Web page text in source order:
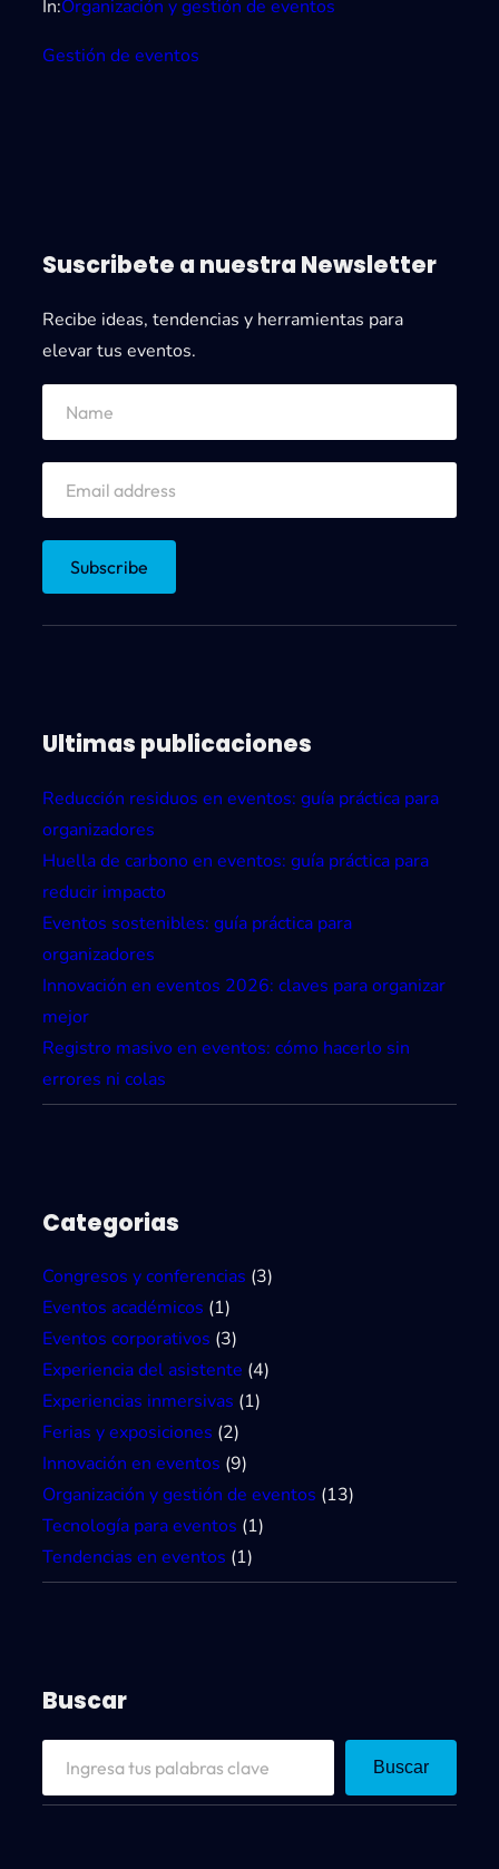
In:Organización y gestión de eventos
Gestión de eventos
Suscribete a nuestra Newsletter
Recibe ideas, tendencias y herramientas para
elevar tus eventos.
Ultimas publicaciones
Reducción residuos en eventos: guía práctica para
organizadores
Huella de carbono en eventos: guía práctica para
reducir impacto
Eventos sostenibles: guía práctica para
organizadores
Innovación en eventos 2026: claves para organizar
mejor
Registro masivo en eventos: cómo hacerlo sin
errores ni colas
Categorias
Congresos y conferencias (3)
Eventos académicos (1)
Eventos corporativos (3)
Experiencia del asistente (4)
Experiencias inmersivas (1)
Ferias y exposiciones (2)
Innovación en eventos (9)
Organización y gestión de eventos (13)
Tecnología para eventos (1)
Tendencias en eventos (1)
Buscar
Buscar